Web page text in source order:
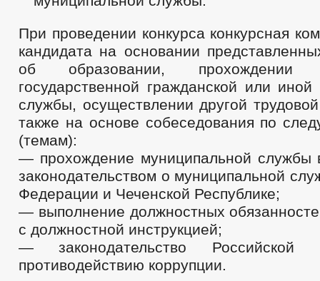
При проведении конкурса конкурсная
кандидата на основании
об образовании, прохождении
государственной гражданской или иной
службы, осуществлении другой
также на основе собеседования по
(темам):
— прохождение муниципальной службы
законодательством о муниципальной
Федерации и Чеченской Республике;
— выполнение должностных
с должностной инструкцией;
— законодательство Российской
противодействию коррупции.